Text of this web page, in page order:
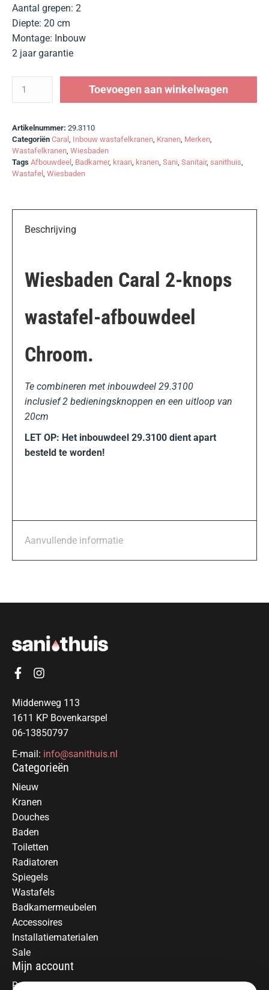
Aantal grepen: 2
Diepte: 20 cm
Montage: Inbouw
2 jaar garantie
Toevoegen aan winkelwagen
Artikelnummer: 29.3110
Categoriën Caral , Inbouw wastafelkranen, Kranen, Merken,
Wastafelkranen, Wiesbaden
Tags Afbouwdeel , Badkamer, kraan, kranen, Sani, Sanitair, sanithuis,
Wastafel , Wiesbaden
Beschrijving
Wiesbaden Caral 2-knops
wastafel-afbouwdeel
Chroom.
Te combineren met inbouwdeel 29.3100
inclusief 2 bedieningsknoppen en een uitloop van
20cm
LET OP: Het inbouwdeel 29.3100 dient apart
besteld te worden!
Aanvullende informatie
Middenweg 113
1611 KP Bovenkarspel
06-13850797
E-mail: info@sanithuis.nl
Categorieën
Nieuw
Kranen
Douches
Baden
Toiletten
Radiatoren
Spiegels
Wastafels
Badkamermeubelen
Accessoires
Installatiematerialen
Sale
Mijn account
Registreren